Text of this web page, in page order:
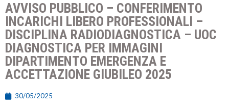
AVVISO PUBBLICO – CONFERIMENTO
INCARICHI LIBERO PROFESSIONALI –
DISCIPLINA RADIODIAGNOSTICA – UOC
DIAGNOSTICA PER IMMAGINI
DIPARTIMENTO EMERGENZA E
ACCETTAZIONE GIUBILEO 2025
30/05/2025